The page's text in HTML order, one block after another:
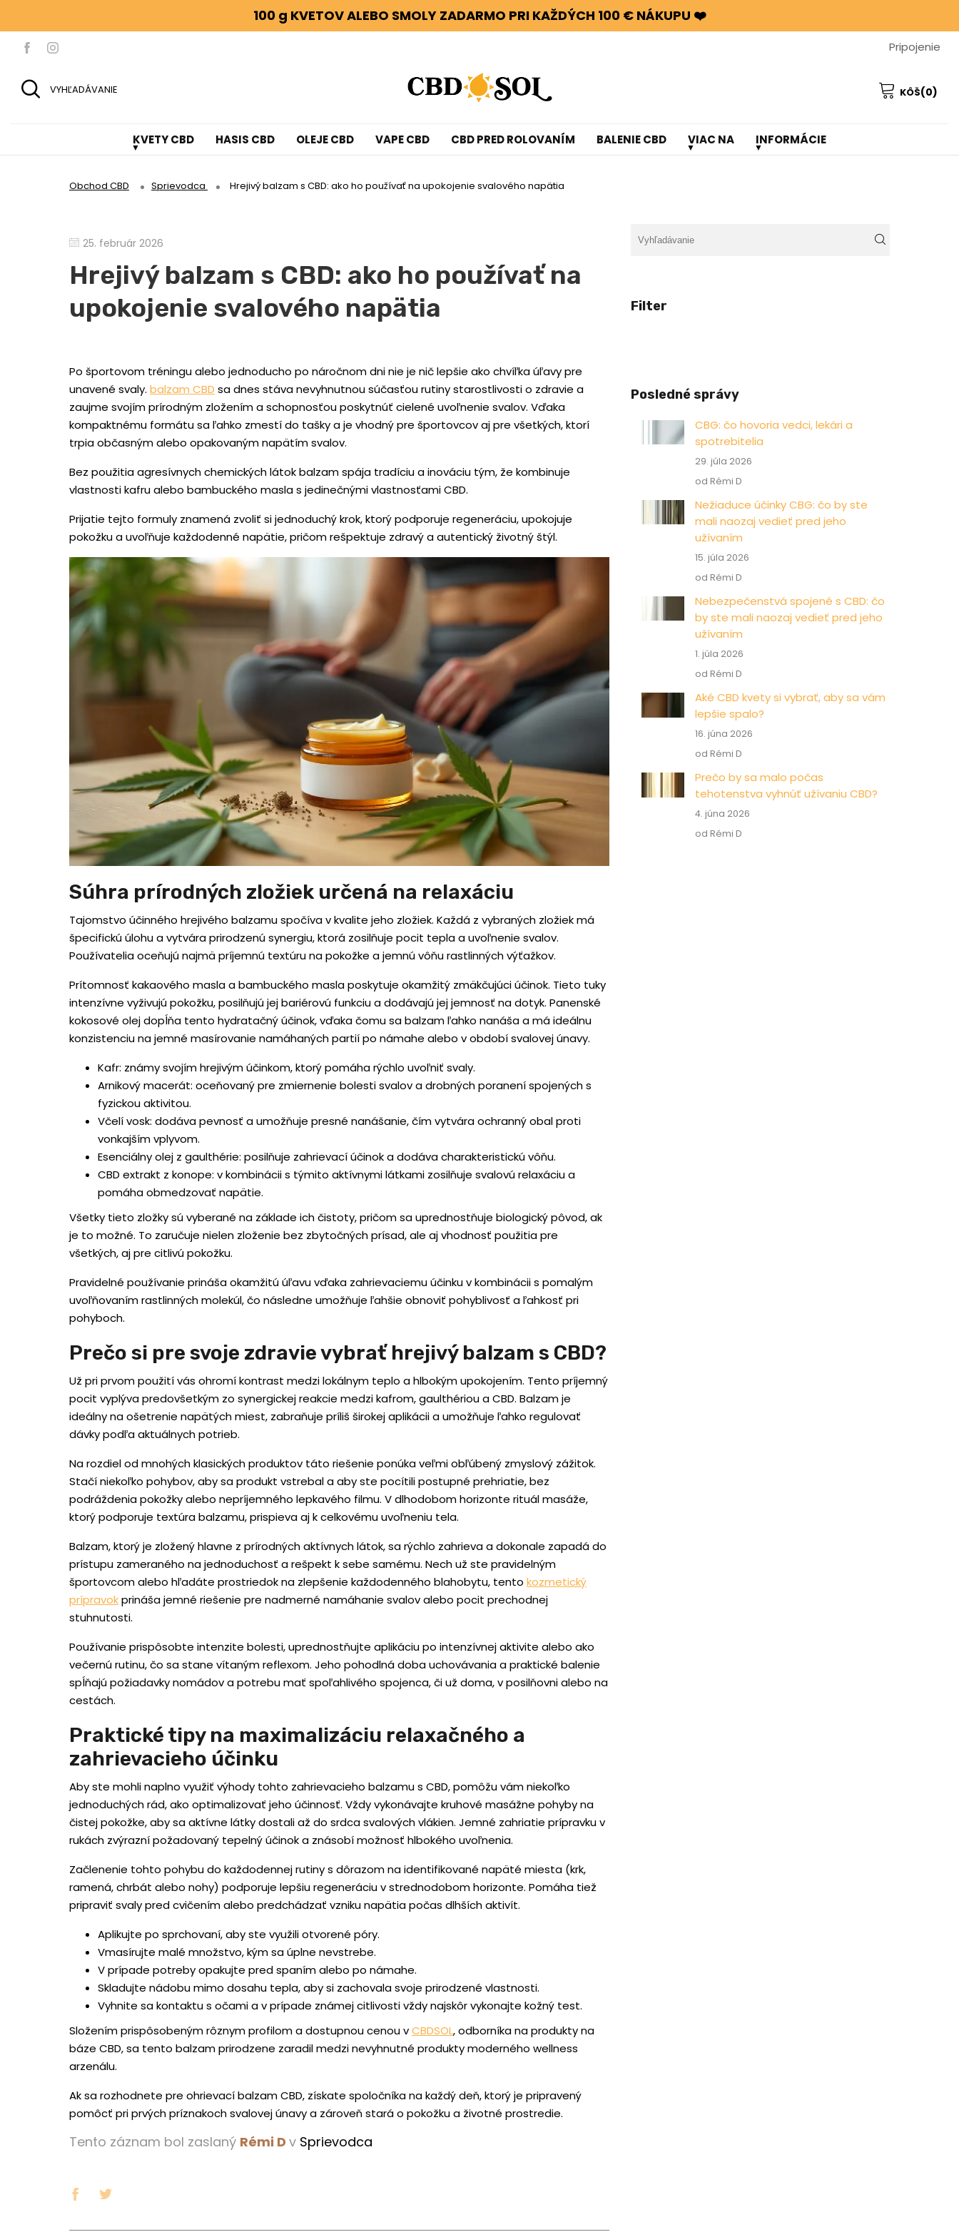
100 g KVETOV ALEBO SMOLY ZADARMO PRI KAŽDÝCH 100 € NÁKUPU ❤️
Pripojenie
VYHĽADÁVANIE KÔŠ(0)
KVETY CBD HASIS CBD OLEJE CBD VAPE CBD CBD PRED ROLOVANÍM BALENIE CBD VIAC NA INFORMÁCIE
Obchod CBD Sprievodca Hrejivý balzam s CBD: ako ho používať na upokojenie svalového napätia
25. február 2026
Hrejivý balzam s CBD: ako ho používať na
upokojenie svalového napätia
Po športovom tréningu alebo jednoducho po náročnom dni nie je nič lepšie ako chvíľka úľavy pre
unavené svaly. balzam CBD sa dnes stáva nevyhnutnou súčasťou rutiny starostlivosti o zdravie a
zaujme svojím prírodným zložením a schopnosťou poskytnúť cielené uvoľnenie svalov. Vďaka
kompaktnému formátu sa ľahko zmestí do tašky a je vhodný pre športovcov aj pre všetkých, ktorí
trpia občasným alebo opakovaným napätím svalov.
Bez použitia agresívnych chemických látok balzam spája tradíciu a inováciu tým, že kombinuje
vlastnosti kafru alebo bambuckého masla s jedinečnými vlastnosťami CBD.
Prijatie tejto formuly znamená zvoliť si jednoduchý krok, ktorý podporuje regeneráciu, upokojuje
pokožku a uvoľňuje každodenné napätie, pričom rešpektuje zdravý a autentický životný štýl.
Súhra prírodných zložiek určená na relaxáciu
Tajomstvo účinného hrejivého balzamu spočíva v kvalite jeho zložiek. Každá z vybraných zložiek má
špecifickú úlohu a vytvára prirodzenú synergiu, ktorá zosilňuje pocit tepla a uvoľnenie svalov.
Používatelia oceňujú najmä príjemnú textúru na pokožke a jemnú vôňu rastlinných výťažkov.
Prítomnosť kakaového masla a bambuckého masla poskytuje okamžitý zmäkčujúci účinok. Tieto tuky
intenzívne vyživujú pokožku, posilňujú jej bariérovú funkciu a dodávajú jej jemnosť na dotyk. Panenské
kokosové olej dopĺňa tento hydratačný účinok, vďaka čomu sa balzam ľahko nanáša a má ideálnu
konzistenciu na jemné masírovanie namáhaných partií po námahe alebo v období svalovej únavy.
Kafr: známy svojím hrejivým účinkom, ktorý pomáha rýchlo uvoľniť svaly.
Arnikový macerát: oceňovaný pre zmiernenie bolesti svalov a drobných poranení spojených s
fyzickou aktivitou.
Včelí vosk: dodáva pevnosť a umožňuje presné nanášanie, čím vytvára ochranný obal proti
vonkajším vplyvom.
Esenciálny olej z gaulthérie: posilňuje zahrievací účinok a dodáva charakteristickú vôňu.
CBD extrakt z konope: v kombinácii s týmito aktívnymi látkami zosilňuje svalovú relaxáciu a
pomáha obmedzovať napätie.
Všetky tieto zložky sú vyberané na základe ich čistoty, pričom sa uprednostňuje biologický pôvod, ak
je to možné. To zaručuje nielen zloženie bez zbytočných prísad, ale aj vhodnosť použitia pre
všetkých, aj pre citlivú pokožku.
Pravidelné používanie prináša okamžitú úľavu vďaka zahrievaciemu účinku v kombinácii s pomalým
uvoľňovaním rastlinných molekúl, čo následne umožňuje ľahšie obnoviť pohyblivosť a ľahkosť pri
pohyboch.
Prečo si pre svoje zdravie vybrať hrejivý balzam s CBD?
Už pri prvom použití vás ohromí kontrast medzi lokálnym teplo a hlbokým upokojením. Tento príjemný
pocit vyplýva predovšetkým zo synergickej reakcie medzi kafrom, gaulthériou a CBD. Balzam je
ideálny na ošetrenie napätých miest, zabraňuje príliš širokej aplikácii a umožňuje ľahko regulovať
dávky podľa aktuálnych potrieb.
Na rozdiel od mnohých klasických produktov táto riešenie ponúka veľmi obľúbený zmyslový zážitok.
Stačí niekoľko pohybov, aby sa produkt vstrebal a aby ste pocítili postupné prehriatie, bez
podráždenia pokožky alebo nepríjemného lepkavého filmu. V dlhodobom horizonte rituál masáže,
ktorý podporuje textúra balzamu, prispieva aj k celkovému uvoľneniu tela.
Balzam, ktorý je zložený hlavne z prírodných aktívnych látok, sa rýchlo zahrieva a dokonale zapadá do
prístupu zameraného na jednoduchosť a rešpekt k sebe samému. Nech už ste pravidelným
športovcom alebo hľadáte prostriedok na zlepšenie každodenného blahobytu, tento kozmetický
prípravokprináša jemné riešenie pre nadmerné namáhanie svalov alebo pocit prechodnej
stuhnutosti.
Používanie prispôsobte intenzite bolesti, uprednostňujte aplikáciu po intenzívnej aktivite alebo ako
večernú rutinu, čo sa stane vítaným reflexom. Jeho pohodlná doba uchovávania a praktické balenie
spĺňajú požiadavky nomádov a potrebu mať spoľahlivého spojenca, či už doma, v posilňovni alebo na
cestách.
Praktické tipy na maximalizáciu relaxačného a
zahrievacieho účinku
Aby ste mohli naplno využiť výhody tohto zahrievacieho balzamu s CBD, pomôžu vám niekoľko
jednoduchých rád, ako optimalizovať jeho účinnosť. Vždy vykonávajte kruhové masážne pohyby na
čistej pokožke, aby sa aktívne látky dostali až do srdca svalových vlákien. Jemné zahriatie prípravku v
rukách zvýrazní požadovaný tepelný účinok a znásobí možnosť hlbokého uvoľnenia.
Začlenenie tohto pohybu do každodennej rutiny s dôrazom na identifikované napäté miesta (krk,
ramená, chrbát alebo nohy) podporuje lepšiu regeneráciu v strednodobom horizonte. Pomáha tiež
pripraviť svaly pred cvičením alebo predchádzať vzniku napätia počas dlhších aktivít.
Aplikujte po sprchovaní, aby ste využili otvorené póry.
Vmasírujte malé množstvo, kým sa úplne nevstrebe.
V prípade potreby opakujte pred spaním alebo po námahe.
Skladujte nádobu mimo dosahu tepla, aby si zachovala svoje prirodzené vlastnosti.
Vyhnite sa kontaktu s očami a v prípade známej citlivosti vždy najskôr vykonajte kožný test.
Složením prispôsobeným rôznym profilom a dostupnou cenou vCBDSOL, odborníka na produkty na
báze CBD, sa tento balzam prirodzene zaradil medzi nevyhnutné produkty moderného wellness
arzenálu.
Ak sa rozhodnete pre ohrievací balzam CBD, získate spoločníka na každý deň, ktorý je pripravený
pomôcť pri prvých príznakoch svalovej únavy a zároveň stará o pokožku a životné prostredie.
Tento záznam bol zaslaný Rémi D v Sprievodca
Filter
Posledné správy
CBG: čo hovoria vedci, lekári a
spotrebitelia
29. júla 2026
od Rémi D
Nežiaduce účinky CBG: čo by ste
mali naozaj vedieť pred jeho
užívaním
15. júla 2026
od Rémi D
Nebezpečenstvá spojené s CBD: čo
by ste mali naozaj vedieť pred jeho
užívaním
1. júla 2026
od Rémi D
Aké CBD kvety si vybrať, aby sa vám
lepšie spalo?
16. júna 2026
od Rémi D
Prečo by sa malo počas
tehotenstva vyhnúť užívaniu CBD?
4. júna 2026
od Rémi D